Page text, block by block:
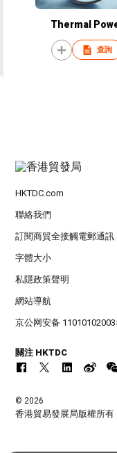
Thermal
查詢
HKTDC.com
聯絡我們
訂閱商貿全接觸電郵通訊
字體大小
私隱政策聲明
網站導航
京公网安备
關注 HKTDC
© 2026
香港貿易發展局版權所有